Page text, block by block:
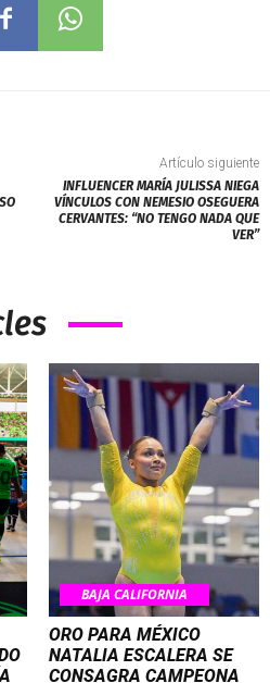
Artículo siguiente
INFLUENCER MARÍA JULISSA NIEGA
VÍNCULOS CON NEMESIO OSEGUERA
CERVANTES: “NO TENGO NADA QUE
VER”
BAJA CALIFORNIA
ORO PARA MÉXICO
NATALIA ESCALERA SE
CONSAGRA CAMPEONA